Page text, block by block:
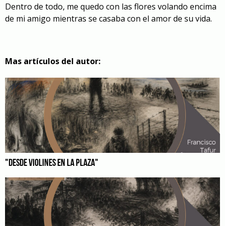
Dentro de todo, me quedo con las flores volando encima
de mi amigo mientras se casaba con el amor de su vida.
Mas artículos del autor:
"DESDE VIOLINES EN LA PLAZA"